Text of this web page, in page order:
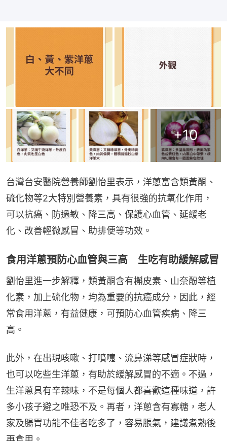
+10
台灣台安醫院營養師劉怡里表示，洋蔥富含類黃酮、
硫化物等2大特別營養素，具有很強的抗氧化作用，
可以抗癌、防過敏、降三高、保護心血管、延緩老
化、改善輕微感冒、助排便等功效。
食用洋蔥預防心血管與三高 生吃有助緩解感冒
劉怡里進一步解釋，類黃酮含有槲皮素、山奈酚等植
化素，加上硫化物，均為重要的抗癌成分，因此，經
常食用洋蔥，有益健康，可預防心血管疾病、降三
高。
此外，在出現咳嗽、打噴嚏、流鼻涕等感冒症狀時，
也可以吃些生洋蔥，有助於緩解感冒的不適。不過，
生洋蔥具有辛辣味，不是每個人都喜歡這種味道，許
多小孩子避之唯恐不及。再者，洋蔥含有寡糖，老人
家及腸胃功能不佳者吃多了，容易脹氣，建議煮熟後